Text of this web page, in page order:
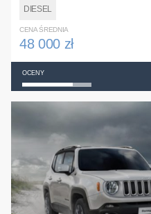
DIESEL
CENA ŚREDNIA
48 000 zł
OCENY